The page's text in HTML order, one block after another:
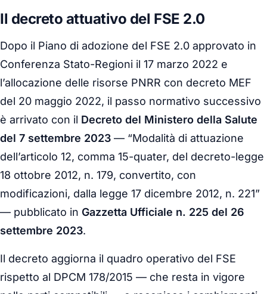
Il decreto attuativo del FSE 2.0
Dopo il Piano di adozione del FSE 2.0 approvato in
Conferenza Stato-Regioni il 17 marzo 2022 e
l’allocazione delle risorse PNRR con decreto MEF
del 20 maggio 2022, il passo normativo successivo
è arrivato con il Decreto del Ministero della Salute
del 7 settembre 2023 — “Modalità di attuazione
dell’articolo 12, comma 15-quater, del decreto-legge
18 ottobre 2012, n. 179, convertito, con
modificazioni, dalla legge 17 dicembre 2012, n. 221”
— pubblicato in Gazzetta Ufficiale n. 225 del 26
settembre 2023.
Il decreto aggiorna il quadro operativo del FSE
rispetto al DPCM 178/2015 — che resta in vigore